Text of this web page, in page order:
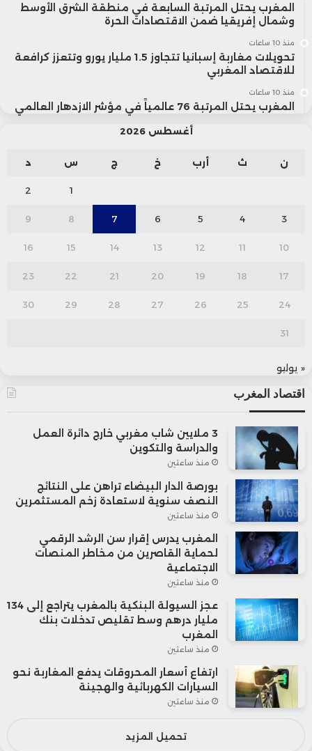
المغرب يحتل المرتبة السابعة في منطقة الشرق الأوسط
وشمال إفريقيا ضمن الاقتصادات الحرة
منذ 10 ساعات
تحويلات مغاربة إسبانيا تتجاوز 1.5 مليار يورو وتتعزز كرافعة
للاقتصاد المغربي
منذ 10 ساعات
المغرب يحتل المرتبة 76 عالمياً في مؤشر الازدهار العالمي
أغسطس 2026
ن ث أرب خ ج س د
1
2
3
4
5
6
7
8
9
10
11
12
13
14
15
16
17
18
19
20
21
22
23
24
25
26
27
28
29
30
31
« يوليو
اقتصاد المغرب
3 ملايين شاب مغربي خارج دائرة العمل
والدراسة والتكوين
منذ ساعتين
بورصة الدار البيضاء تراهن على النتائج
النصف سنوية لاستعادة زخم المستثمرين
منذ ساعتين
المغرب يدرس إقرار سن الرشد الرقمي
لحماية القاصرين من مخاطر المنصات
الاجتماعية
منذ ساعتين
عجز السيولة البنكية بالمغرب يتراجع إلى 134
مليار درهم وسط تقليص تدخلات بنك
المغرب
منذ ساعتين
ارتفاع أسعار المحروقات يدفع المغاربة نحو
السيارات الكهربائية والهجينة
منذ ساعتين
تحميل المزيد